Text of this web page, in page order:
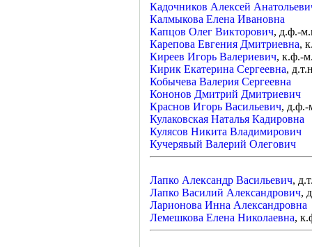
Кадочников Алексей
Калмыкова Елена Ивановна
Капцов Олег Викторович, д.ф.-
Карепова Евгения Дмитриевна,
Киреев Игорь Валериевич, к.ф.-
Кирик Екатерина Сергеевна,
Кобычева Валерия Сергеевна
Кононов Дмитрий Дмитриевич
Краснов Игорь Васильевич, д.ф.-
Кулаковская Наталья Кадировна
Кулясов Никита Владимирович
Кучерявый Валерий Олегович
Лапко Александр Васильевич,
Лапко Василий Александрович,
Ларионова Инна Александровна
Лемешкова Елена Николаевна,